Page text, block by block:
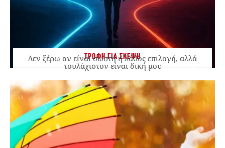
ΤΡΟΦΗ ΓΙΑ ΣΚΕΨΗ
Δεν ξέρω αν είναι σωστή ή λάθος επιλογή, αλλά
τουλάχιστον είναι δική μου